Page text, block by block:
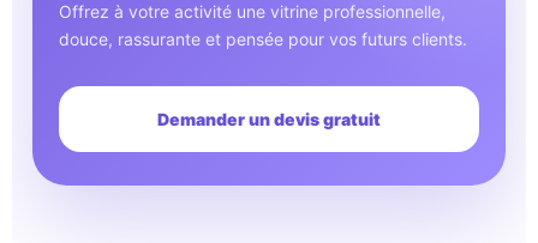
Offrez à votre activité une vitrine professionnelle,
douce, rassurante et pensée pour vos futurs clients.
Demander un devis gratuit